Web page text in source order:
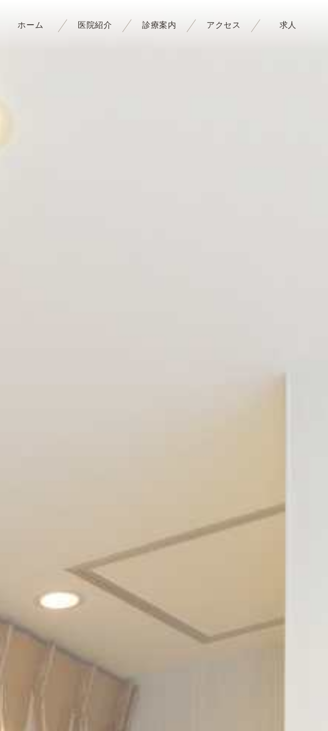
ホーム 医院紹介 診療案内 アクセス 求人